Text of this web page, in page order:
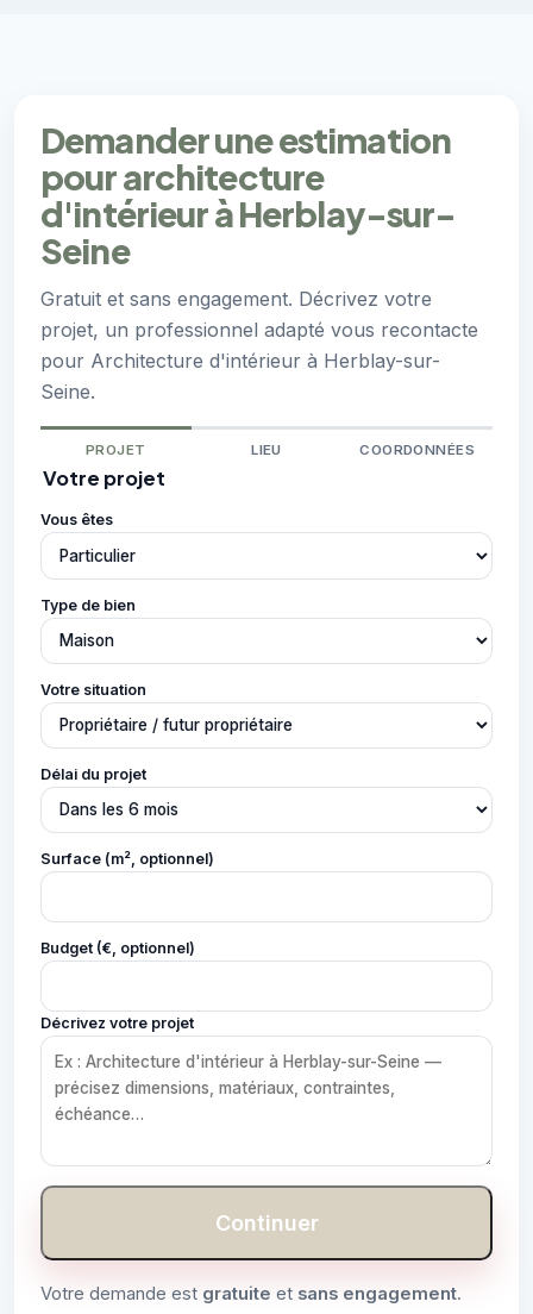
Demander une estimation
pour architecture
d'intérieur à Herblay-sur-
Seine
Gratuit et sans engagement. Décrivez votre
projet, un professionnel adapté vous recontacte
pour Architecture d'intérieur à Herblay-sur-
Seine.
PROJET LIEU COORDONNÉES
Votre projet
Vous êtes
Type de bien
Votre situation
Délai du projet
Surface (m², optionnel)
Budget (€, optionnel)
Décrivez votre projet
Continuer
Votre demande est gratuite et sans engagement.